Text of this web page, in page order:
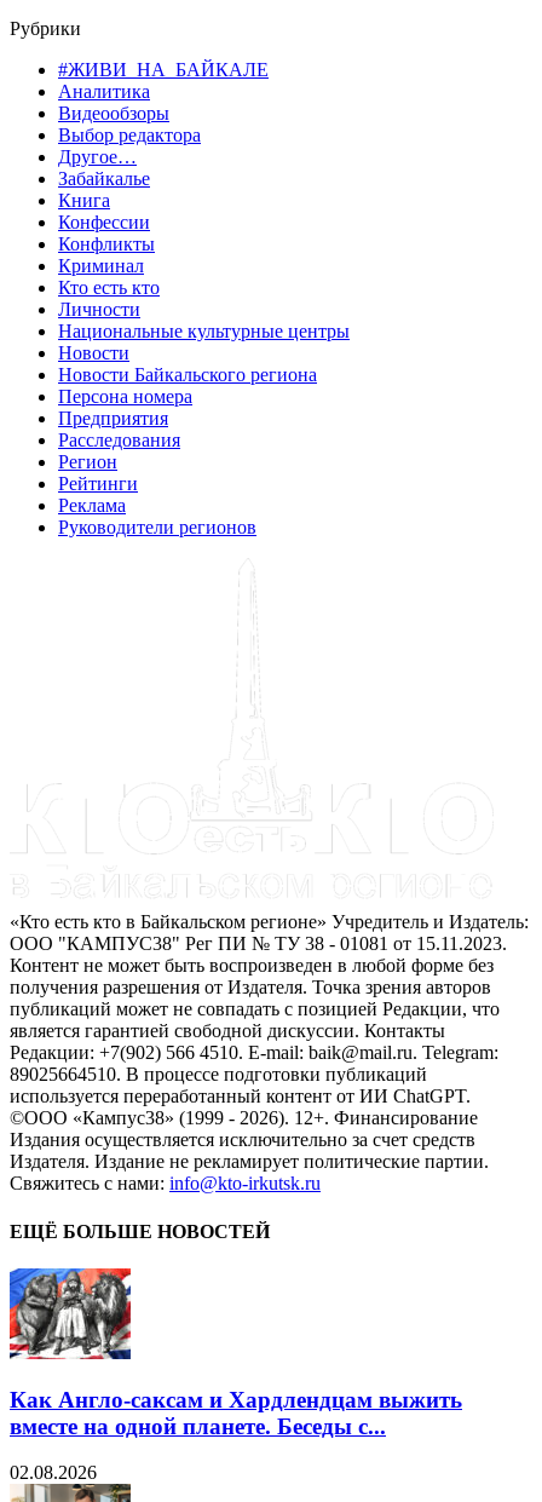
Рубрики
#ЖИВИ_НА_БАЙКАЛЕ
Аналитика
Видеообзоры
Выбор редактора
Другое…
Забайкалье
Книга
Конфессии
Конфликты
Криминал
Кто есть кто
Личности
Национальные культурные центры
Новости
Новости Байкальского региона
Персона номера
Предприятия
Расследования
Регион
Рейтинги
Реклама
Руководители регионов
«Кто есть кто в Байкальском регионе» Учредитель и Издатель:
ООО "КАМПУС38" Рег ПИ № ТУ 38 - 01081 от 15.11.2023.
Контент не может быть воспроизведен в любой форме без
получения разрешения от Издателя. Точка зрения авторов
публикаций может не совпадать с позицией Редакции, что
является гарантией свободной дискуссии. Контакты
Редакции: +7(902) 566 4510. E-mail: baik@mail.ru. Telegram:
89025664510. В процессе подготовки публикаций
используется переработанный контент от ИИ ChatGPT.
©ООО «Кампус38» (1999 - 2026). 12+. Финансирование
Издания осуществляется исключительно за счет средств
Издателя. Издание не рекламирует политические партии.
Свяжитесь с нами: info@kto-irkutsk.ru
ЕЩЁ БОЛЬШЕ НОВОСТЕЙ
Как Англо-саксам и Хардлендцам выжить
вместе на одной планете. Беседы с...
02.08.2026